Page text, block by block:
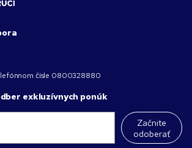
čísle 0800328880
exkluzívnych ponúk
Začnite
odoberať